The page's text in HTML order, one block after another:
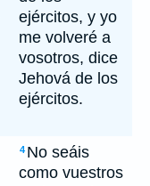
ejércitos, y yo
me volveré a
vosotros, dice
Jehová de los
ejércitos.
4 No seáis
como vuestros